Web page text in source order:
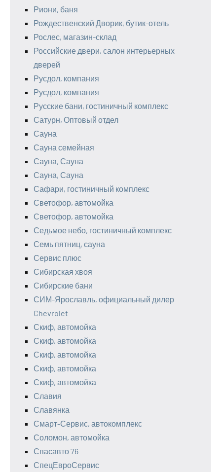
Риони, баня
Рождественский Дворик, бутик-отель
Рослес, магазин-склад
Российские двери, салон интерьерных
дверей
Русдол, компания
Русдол, компания
Русские бани, гостиничный комплекс
Сатурн, Оптовый отдел
Сауна
Сауна семейная
Сауна, Сауна
Сауна, Сауна
Сафари, гостиничный комплекс
Светофор, автомойка
Светофор, автомойка
Седьмое небо, гостиничный комплекс
Семь пятниц, сауна
Сервис плюс
Сибирская хвоя
Сибирские бани
СИМ-Ярославль, официальный дилер
Chevrolet
Скиф, автомойка
Скиф, автомойка
Скиф, автомойка
Скиф, автомойка
Скиф, автомойка
Славия
Славянка
Смарт-Сервис, автокомплекс
Соломон, автомойка
Спасавто 76
СпецЕвроСервис